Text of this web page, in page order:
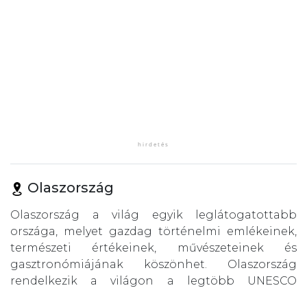
Olaszország
Olaszország a világ egyik leglátogatottabb
országa, melyet gazdag történelmi emlékeinek,
természeti értékeinek, művészeteinek és
gasztronómiájának köszönhet. Olaszország
rendelkezik a világon a legtöbb UNESCO